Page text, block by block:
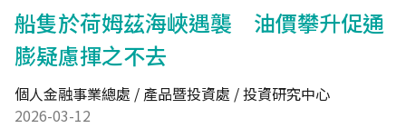
船隻於荷姆茲海峽遇襲 油價攀升促通
膨疑慮揮之不去
個人金融事業總處 / 產品暨投資處 / 投資研究中心
2026-03-12